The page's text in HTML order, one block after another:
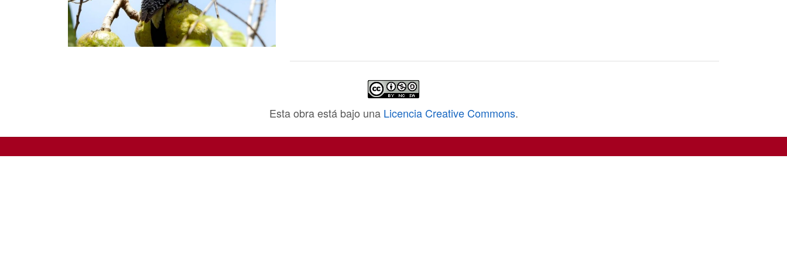
Esta obra está bajo una Licencia Creative Commons.